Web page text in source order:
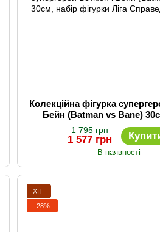
Колекційна фігурка
Бейн (Batman vs Bane)
фігурки Ліга
1 795 грн
1 577 грн
В наявності
ХІТ
−28%